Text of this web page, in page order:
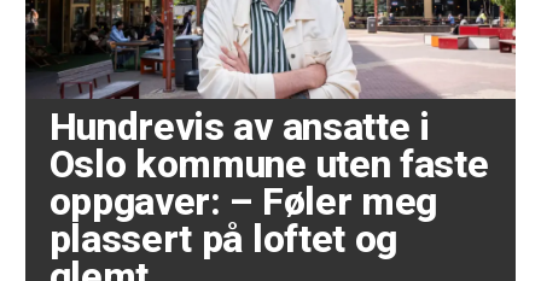
Hundrevis av ansatte i
Oslo kommune uten faste
oppgaver: – Føler meg
plassert på loftet og